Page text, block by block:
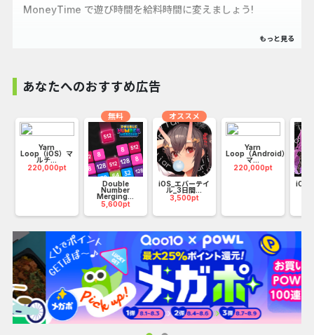
MoneyTime で遊び時間を給料時間に変えましょう!
MoneyTime に乗って、さまざまなゲームをたくさん楽し
み、勝利するたびに報酬を受け取りましょう。戦略、パズ
ル、アクションのどれに興味があるかにかかわらず、私たち
はすべてに応えます。
何を求めている？プレイをレベルアップしてお金を稼ぎまし
始め方は？
MoneyTime アプリをダウンロード
私たちのゲームを見つけてプレイしてください
あなたへのおすすめ広告
Yarn
Loop（iOS）マ
ルチ...
220,000pt
Double
Number
Merging...
5,600pt
無料
iOS_エバーテイ
ル_3日間...
3,500pt
オススメ
Yarn
Loop（Android）
マ...
220,000pt
iOS_